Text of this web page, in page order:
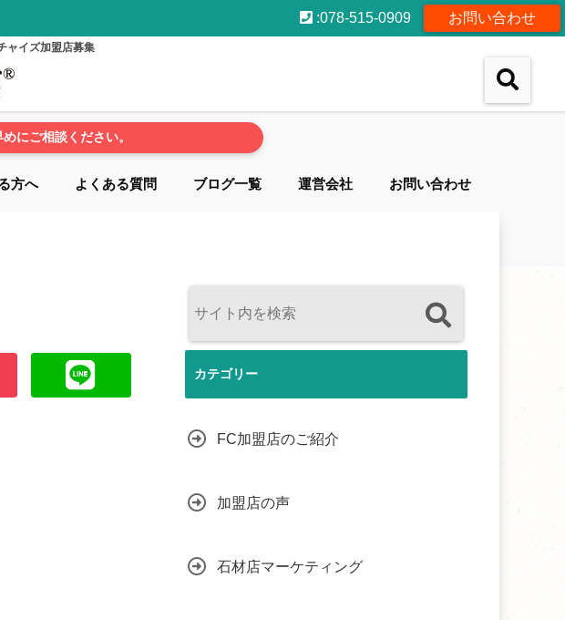
お問い合わせ
:078-515-0909
ャイズ加盟店募集
にご相談ください。
方へ よくある質問 ブログ一覧 運営会社 お問い合わせ
カテゴリー
FC加盟店のご紹介
加盟店の声
石材店マーケティング